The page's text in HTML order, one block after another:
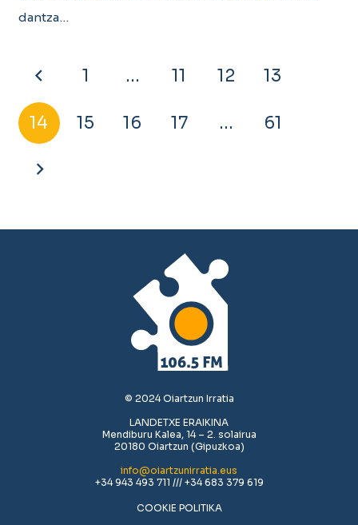
dantza…
1 … 11 12 13
14 15 16 17 … 61
© 2024 Oiartzun Irratia
LANDETXE ERAIKINA
Mendiburu Kalea, 14 – 2. solairua
20180 Oiartzun (Gipuzkoa)
info@oiartzunirratia.eus
+34 943 493 711 /// +34 683 379 619
COOKIE POLITIKA